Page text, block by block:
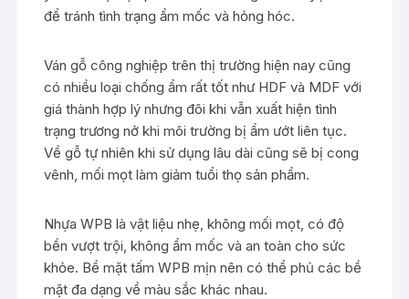
để tránh tình trạng ẩm mốc và hỏng hóc.
Ván gỗ công nghiệp trên thị trường hiện nay cũng
có nhiều loại chống ẩm rất tốt như HDF và MDF với
giá thành hợp lý nhưng đôi khi vẫn xuất hiện tình
trạng trương nở khi môi trường bị ẩm ướt liên tục.
Về gỗ tự nhiên khi sử dụng lâu dài cũng sẽ bị cong
vênh, mối mọt làm giảm tuổi thọ sản phẩm.
Nhựa WPB là vật liệu nhẹ, không mối mọt, có độ
bền vượt trội, không ẩm mốc và an toàn cho sức
khỏe. Bề mặt tấm WPB mịn nên có thể phủ các bề
mặt đa dạng về màu sắc khác nhau.